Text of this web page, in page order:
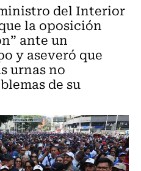
del Interior
la oposición
ante un
y aseveró que
urnas no
de su